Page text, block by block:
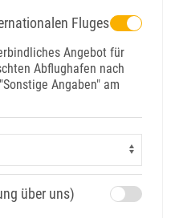
Fluges
Angebot für
Abflughafen nach
Angaben" am
über uns)